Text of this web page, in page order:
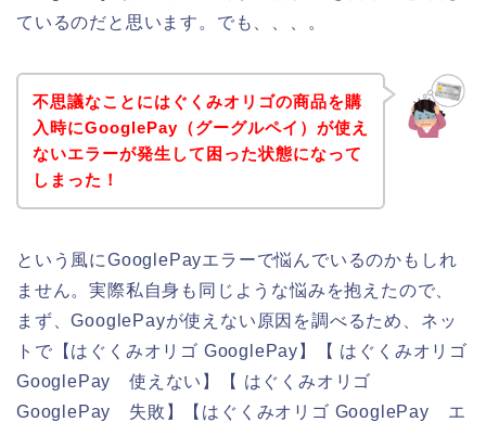
ているのだと思います。でも、、、。
不思議なことにはぐくみオリゴの商品を購
入時にGooglePay（グーグルペイ）が使え
ないエラーが発生して困った状態になって
しまった！
という風にGooglePayエラーで悩んでいるのかもしれ
ません。実際私自身も同じような悩みを抱えたので、
まず、GooglePayが使えない原因を調べるため、ネッ
トで【はぐくみオリゴ GooglePay】【 はぐくみオリゴ
GooglePay 使えない】【 はぐくみオリゴ
GooglePay 失敗】【はぐくみオリゴ GooglePay エ